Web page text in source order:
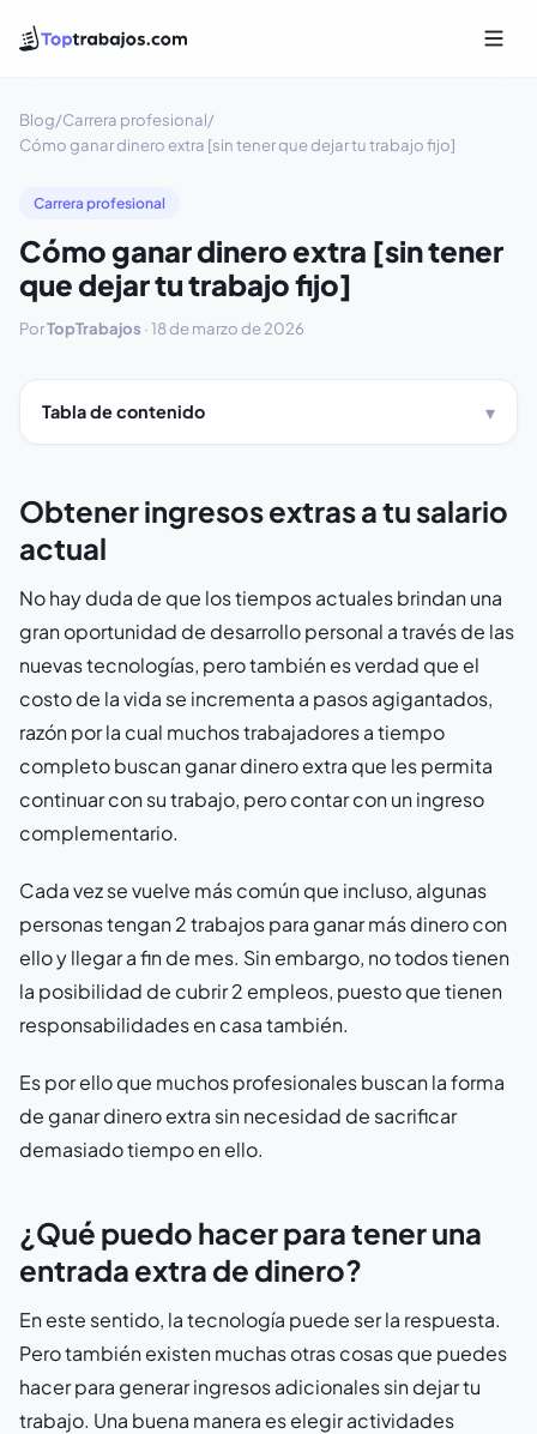
Blog/Carrera profesional/
Cómo ganar dinero extra [sin tener que dejar tu trabajo fijo]
Carrera profesional
Cómo ganar dinero extra [sin tener
que dejar tu trabajo fijo]
PorTopTrabajos ·18 de marzo de 2026
Tabla de contenido
Obtener ingresos extras a tu salario
actual
No hay duda de que los tiempos actuales brindan una
gran oportunidad de desarrollo personal a través de las
nuevas tecnologías, pero también es verdad que el
costo de la vida se incrementa a pasos agigantados,
razón por la cual muchos trabajadores a tiempo
completo buscan ganar dinero extra que les permita
continuar con su trabajo, pero contar con un ingreso
complementario.
Cada vez se vuelve más común que incluso, algunas
personas tengan 2 trabajos para ganar más dinero con
ello y llegar a fin de mes. Sin embargo, no todos tienen
la posibilidad de cubrir 2 empleos, puesto que tienen
responsabilidades en casa también.
Es por ello que muchos profesionales buscan la forma
de ganar dinero extra sin necesidad de sacrificar
demasiado tiempo en ello.
¿Qué puedo hacer para tener una
entrada extra de dinero?
En este sentido, la tecnología puede ser la respuesta.
Pero también existen muchas otras cosas que puedes
hacer para generar ingresos adicionales sin dejar tu
trabajo. Una buena manera es elegir actividades